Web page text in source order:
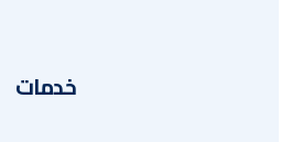
خدمات